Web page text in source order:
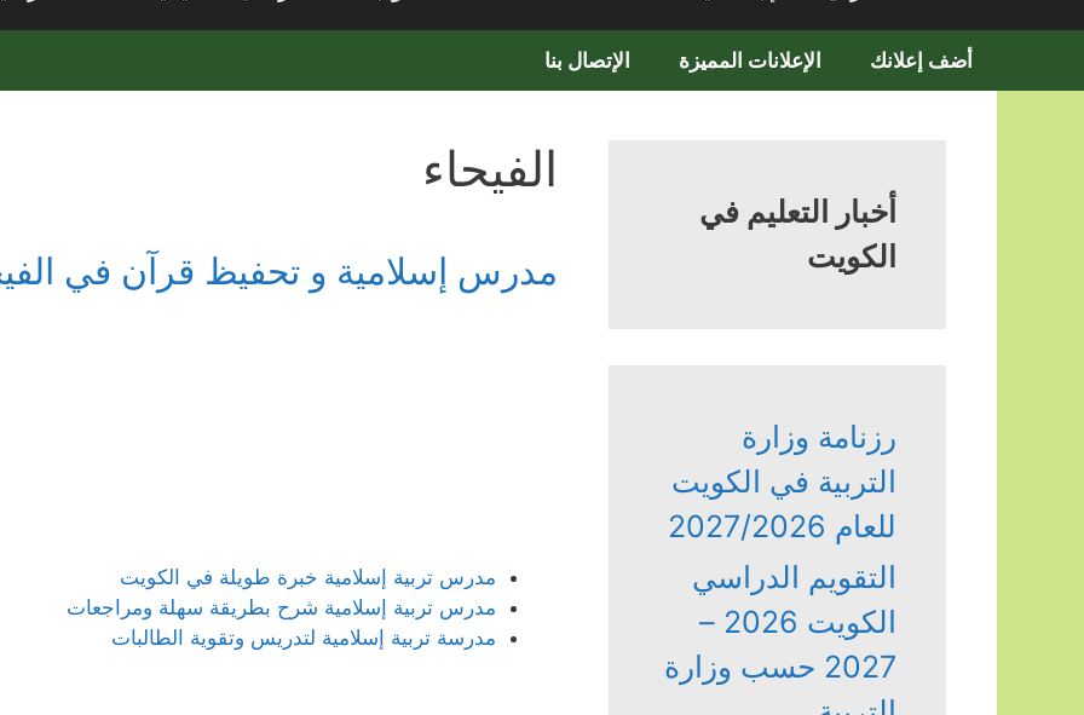
أضف إعلانك الإعلانات المميزة الإتصال بنا
الفيحاء
مدرس إسلامية و تحفيظ قرآن في
مدرس تربية إسلامية خبرة طويلة في الكويت
مدرس تربية إسلامية شرح بطريقة سهلة ومراجعات
مدرسة تربية إسلامية لتدريس وتقوية الطالبات
أخبار التعليم في
الكويت
رزنامة وزارة
التربية في الكويت
للعام 2027/2026
التقويم الدراسي
الكويت 2026 –
2027 حسب وزارة